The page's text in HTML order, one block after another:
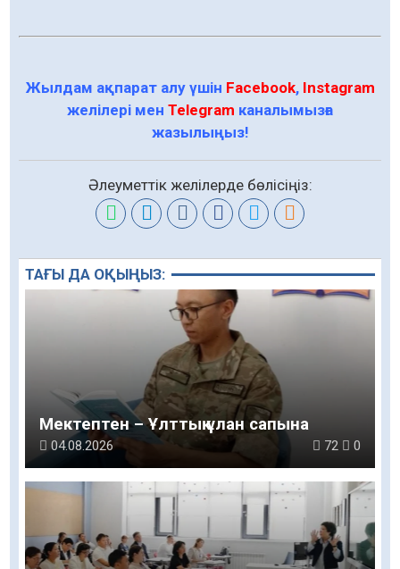
Жылдам ақпарат алу үшін Facebook, Instagram
желілері мен Telegram каналымызға
жазылыңыз!
Әлеуметтік желілерде бөлісіңіз:
ТАҒЫ ДА ОҚЫҢЫЗ:
Мектептен – Ұлттық ұлан сапына
04.08.2026 72 0